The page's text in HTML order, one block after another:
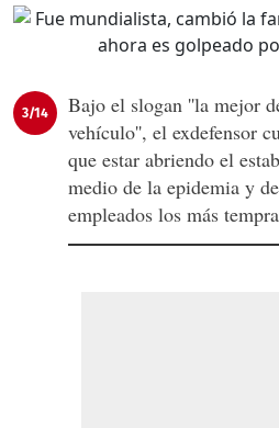
3/14
Bajo el slogan ''la mejor
vehículo'', el exdefensor
que estar abriendo el
medio de la epidemia y
empleados los más